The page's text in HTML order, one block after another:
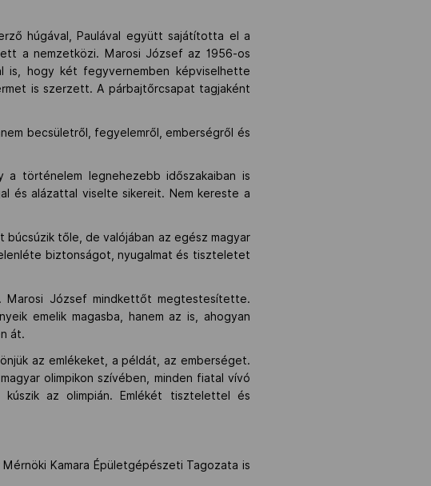
húgával, Paulával együtt sajátította el a
a nemzetközi. Marosi József az 1956-os
is, hogy két fegyvernemben képviselhette
is szerzett. A párbajtőrcsapat tagjaként
becsületről, fegyelemről, emberségről és
a történelem legnehezebb időszakaiban is
és alázattal viselte sikereit. Nem kereste a
búcsúzik tőle, de valójában az egész magyar
biztonságot, nyugalmat és tiszteletet
Marosi József mindkettőt megtestesítette.
emelik magasba, hanem az is, ahogyan
át.
az emlékeket, a példát, az emberséget.
olimpikon szívében, minden fiatal vívó
kúszik az olimpián. Emlékét tisztelettel és
Kamara Épületgépészeti Tagozata is